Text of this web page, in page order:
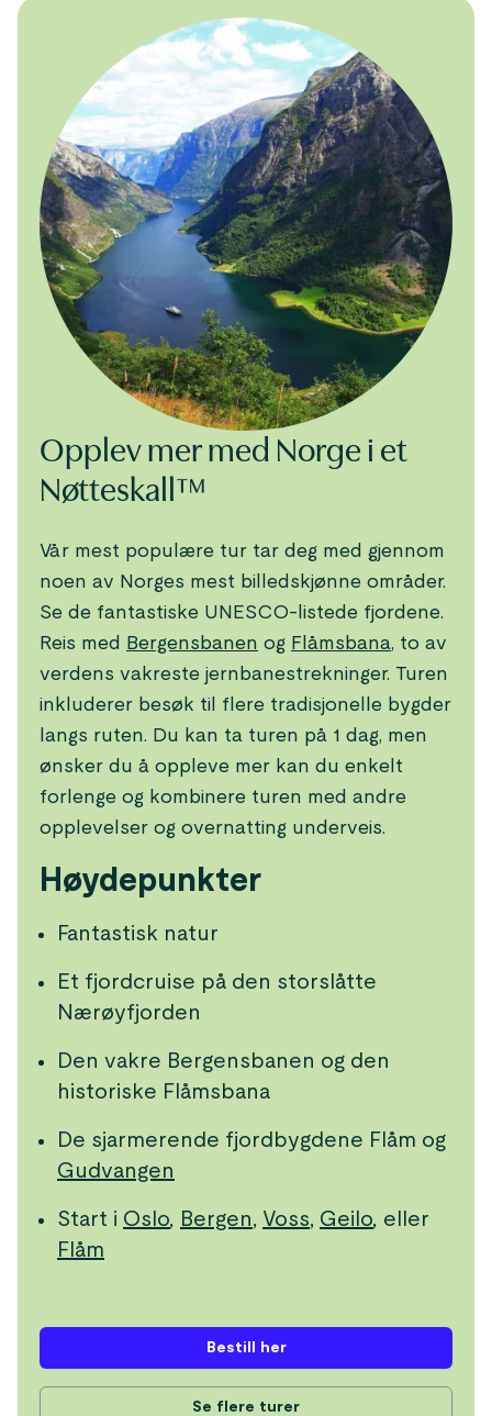
Opplev mer med Norge i et
Nøtteskall™
Vår mest populære tur tar deg med gjennom
noen av Norges mest billedskjønne områder.
Se de fantastiske UNESCO-listede fjordene.
Reis med
Bergensbanen og Flåmsbana, to av
verdens vakreste jernbanestrekninger. Turen
inkluderer besøk til flere tradisjonelle bygder
langs ruten. Du kan ta turen på 1 dag, men
ønsker du å oppleve mer kan du enkelt
forlenge og kombinere turen med andre
opplevelser og overnatting underveis.
Høydepunkter
Fantastisk natur
Et fjordcruise på den storslåtte
Nærøyfjorden
Den vakre Bergensbanen og den
historiske Flåmsbana
De sjarmerende fjordbygdene Flåm og
Gudvangen
Start i Oslo, Bergen, Voss, Geilo, eller
Flåm
Bestill her
Se flere turer